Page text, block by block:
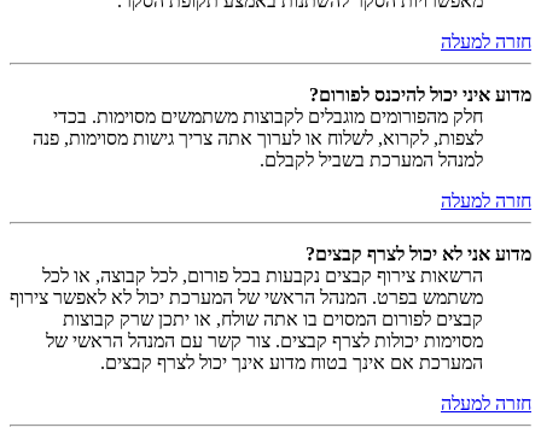
חזרה למעלה
מדוע איני יכול להיכנס לפורום?
חלק מהפורומים מוגבלים לקבוצות משתמשים מסוימות. בכדי
לצפות, לקרוא, לשלוח או לערוך אתה צריך גישות מסוימות, פנה
למנהל המערכת בשביל לקבלם.
חזרה למעלה
מדוע אני לא יכול לצרף קבצים?
הרשאות צירוף קבצים נקבעות בכל פורום, לכל קבוצה, או לכל
משתמש בפרט. המנהל הראשי של המערכת יכול לא לאפשר צירוף
קבצים לפורום המסוים בו אתה שולח, או יתכן שרק קבוצות
מסוימות יכולות לצרף קבצים. צור קשר עם המנהל הראשי של
המערכת אם אינך בטוח מדוע אינך יכול לצרף קבצים.
חזרה למעלה